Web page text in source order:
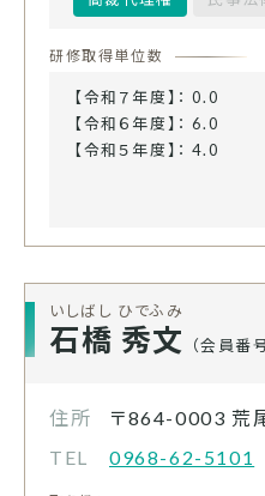
研修取得単位数
【令和７年度】： 0.0
【令和６年度】： 6.0
【令和５年度】： 4.0
石橋 秀文
いしばし ひでふみ
（会員番
住所 〒864-0003 荒
TEL
0968-62-5101